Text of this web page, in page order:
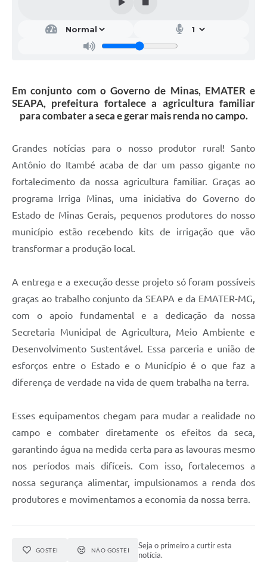
Em conjunto com o Governo de Minas, EMATER e
SEAPA, prefeitura fortalece a agricultura familiar
para combater a seca e gerar mais renda no campo.
Grandes notícias para o nosso produtor rural! Santo
Antônio do Itambé acaba de dar um passo gigante no
fortalecimento da nossa agricultura familiar. Graças ao
programa Irriga Minas, uma iniciativa do Governo do
Estado de Minas Gerais, pequenos produtores do nosso
município estão recebendo kits de irrigação que vão
transformar a produção local.
A entrega e a execução desse projeto só foram possíveis
graças ao trabalho conjunto da SEAPA e da EMATER-MG,
com o apoio fundamental e a dedicação da nossa
Secretaria Municipal de Agricultura, Meio Ambiente e
Desenvolvimento Sustentável. Essa parceria e união de
esforços entre o Estado e o Município é o que faz a
diferença de verdade na vida de quem trabalha na terra.
Esses equipamentos chegam para mudar a realidade no
campo e combater diretamente os efeitos da seca,
garantindo água na medida certa para as lavouras mesmo
nos períodos mais difíceis. Com isso, fortalecemos a
nossa segurança alimentar, impulsionamos a renda dos
produtores e movimentamos a economia da nossa terra.
GOSTEI NÃO GOSTEI
Seja o primeiro a curtir esta
notícia.